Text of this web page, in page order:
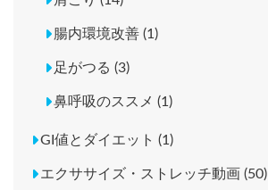
腸内環境改善 (1)
足がつる (3)
鼻呼吸のススメ (1)
GI値とダイエット (1)
エクササイズ・ストレッチ動画 (50)